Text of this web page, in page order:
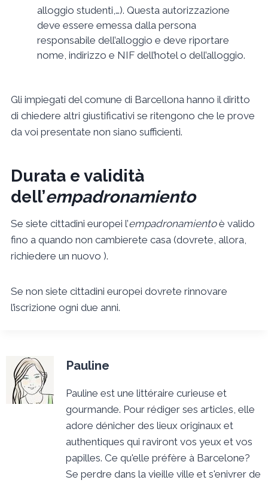
alloggio studenti,…). Questa autorizzazione
deve essere emessa dalla persona
responsabile dell’alloggio e deve riportare
nome, indirizzo e NIF dell’hotel o dell’alloggio.
Gli impiegati del comune di Barcellona hanno il diritto
di chiedere altri giustificativi se ritengono che le prove
da voi presentate non siano sufficienti.
Durata e validità
dell’empadronamiento
Se siete cittadini europei l’empadronamientoè valido
fino a quando non cambierete casa (dovrete, allora,
richiedere un nuovo ).
Se non siete cittadini europei dovrete rinnovare
l’iscrizione ogni due anni.
Pauline
Pauline est une littéraire curieuse et
gourmande. Pour rédiger ses articles, elle
adore dénicher des lieux originaux et
authentiques qui raviront vos yeux et vos
papilles. Ce qu'elle préfère à Barcelone?
Se perdre dans la vieille ville et s'enivrer de